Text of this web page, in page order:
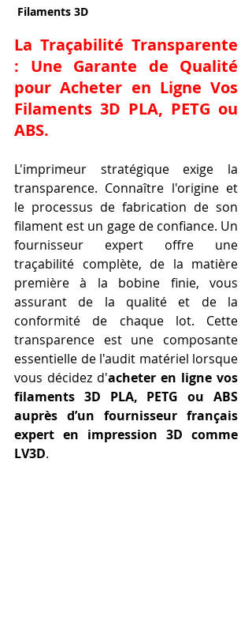
Filaments 3D
La Traçabilité Transparente
: Une Garante de Qualité
pour Acheter en Ligne Vos
Filaments 3D PLA, PETG ou
ABS.
L'imprimeur stratégique exige la
transparence. Connaître l'origine et
le processus de fabrication de son
filament est un gage de confiance. Un
fournisseur expert offre une
traçabilité complète, de la matière
première à la bobine finie, vous
assurant de la qualité et de la
conformité de chaque lot. Cette
transparence est une composante
essentielle de l'audit matériel lorsque
vous décidez d'acheter en ligne vos
filaments 3D PLA, PETG ou ABS
auprès d’un fournisseur français
expert en impression 3D comme
LV3D.